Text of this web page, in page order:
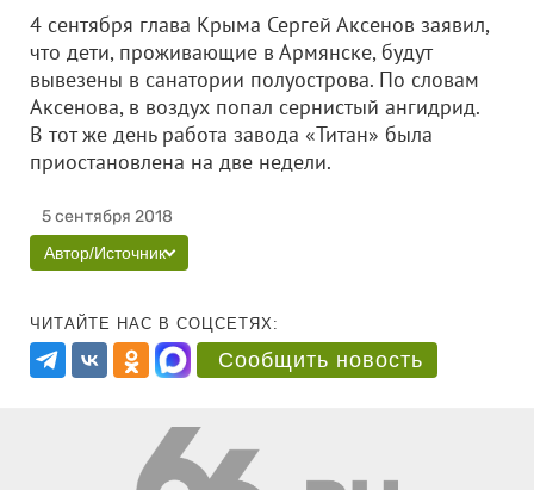
4 сентября глава Крыма Сергей Аксенов заявил,
что дети, проживающие в Армянске, будут
вывезены в санатории полуострова. По словам
Аксенова, в воздух попал сернистый ангидрид.
В тот же день работа завода «Титан» была
приостановлена на две недели.
5 сентября 2018
Автор/Источник
ЧИТАЙТЕ НАС В СОЦСЕТЯХ:
Сообщить новость